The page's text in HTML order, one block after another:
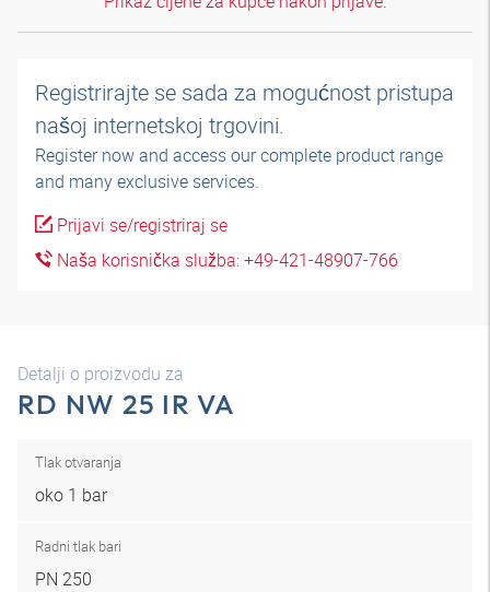
Registrirajte se sada za mogućnost pristupa
našoj internetskoj trgovini.
Register now and access our complete product range
and many exclusive services.
Prijavi se/registriraj se
Naša korisnička služba: +49-421-48907-766
Detalji o proizvodu za
RD NW 25 IR VA
Tlak otvaranja
oko 1 bar
Radni tlak bari
PN 250